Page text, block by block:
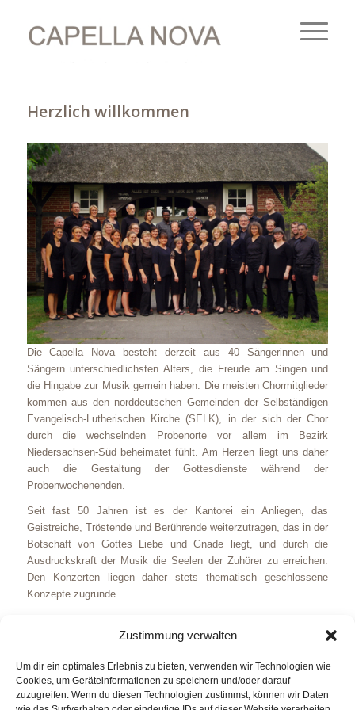
Zustimmung verwalten
Um dir ein optimales Erlebnis zu bieten, verwenden wir Technologien wie
Cookies, um Geräteinformationen zu speichern und/oder darauf
zuzugreifen. Wenn du diesen Technologien zustimmst, können wir Daten
Herzlich willkommen
Die Capella Nova besteht derzeit aus 40 Sängerinnen und
Sängern unterschiedlichsten Alters, die Freude am Singen und
die Hingabe zur Musik gemein haben. Die meisten Chormitglieder
kommen aus den norddeutschen Gemeinden der Selbständigen
Evangelisch-Lutherischen Kirche (SELK), in der sich der Chor
durch die wechselnden Probenorte vor allem im Bezirk
Niedersachsen-Süd beheimatet fühlt. Am Herzen liegt uns daher
auch die Gestaltung der Gottesdienste während der
Probenwochenenden.
Seit fast 50 Jahren ist es der Kantorei ein Anliegen, das
Geistreiche, Tröstende und Berührende weiterzutragen, das in der
Botschaft von Gottes Liebe und Gnade liegt, und durch die
Ausdruckskraft der Musik die Seelen der Zuhörer zu erreichen.
Den Konzerten liegen daher stets thematisch geschlossene
Konzepte zugrunde.
Stimmführung erarbeitet sich der Chor an vier bis fünf
anspruchsvolle Chorliteratur aller Epochen, vornehmlich Werke
aus der Barockzeit und der Romantik.